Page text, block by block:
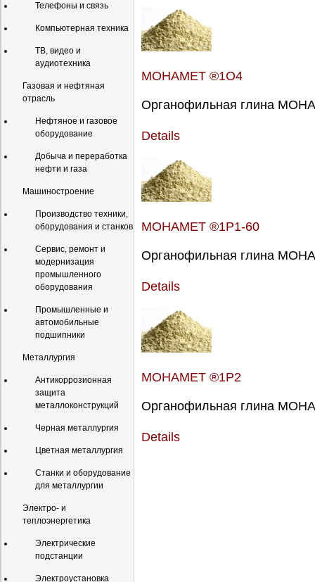
Телефоны и связь
Компьютерная техника
ТВ, видео и
аудиотехника
Газовая и нефтяная
отрасль
Нефтяное и газовое
оборудование
Добыча и переработка
нефти и газа
Машиностроение
Производство техники,
оборудования и станков
Сервис, ремонт и
модернизация
промышленного
оборудования
Промышленные и
автомобильные
подшипники
Металлургия
Антикоррозионная
защита
металлоконструкций
Черная металлургия
Цветная металлургия
Станки и оборудование
для металлургии
Электро- и
теплоэнергетика
Электрические
подстанции
Электроустановка
МОНАМЕТ ®1О4
Органофильная глина
Details
МОНАМЕТ ®1Р1-60
Органофильная глина
Details
МОНАМЕТ ®1Р2
Органофильная глина
Details